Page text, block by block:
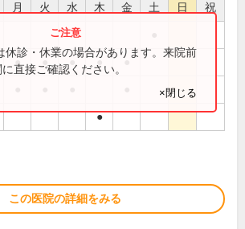
月 火 水 木 金 土 日 祝
● ● ● ● ●
●
休診・休業の場合があります。来院前
直接ご確認ください。
×閉じる
この医院の詳細をみる